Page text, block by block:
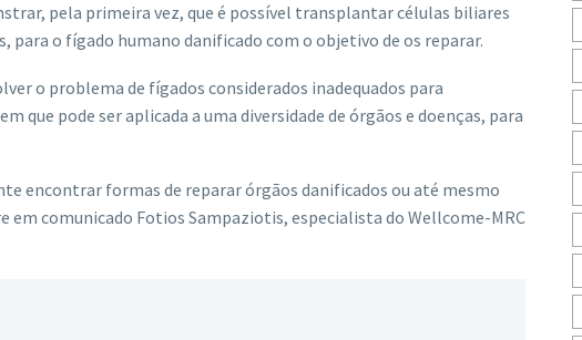
pela primeira vez, que é possível transplantar células biliares
o fígado humano danificado com o objetivo de os reparar.
o problema de fígados considerados inadequados para
que pode ser aplicada a uma diversidade de órgãos e doenças, para
encontrar formas de reparar órgãos danificados ou até mesmo
comunicado Fotios Sampaziotis, especialista do Wellcome-MRC